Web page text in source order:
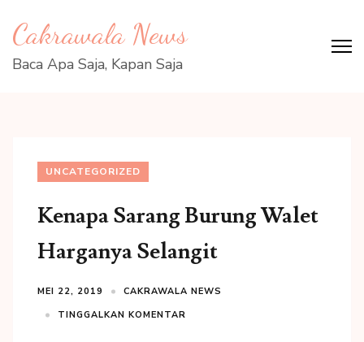
ke
konten
Cakrawala News
Baca Apa Saja, Kapan Saja
UNCATEGORIZED
Kenapa Sarang Burung Walet
Harganya Selangit
MEI 22, 2019
CAKRAWALA NEWS
TINGGALKAN KOMENTAR